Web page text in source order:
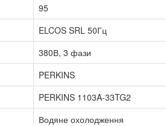
95
ELCOS SRL 50Гц
380В, 3 фази
PERKINS
PERKINS 1103A-33TG2
Водяне охолодження